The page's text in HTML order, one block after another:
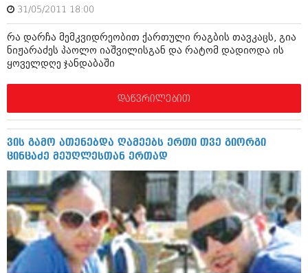
შოუბიზნესი
დაიჯესტი
ქალი და მამაკაცი
ისტორია
სხვადასხვა
ანონსი
აგვისტო 2018 (162)
ივლისი 2018 (223)
ივნისი 2018 (244)
მაისი 2018 (211)
აპრილი 2018 (194)
მარტი 2018 (256)
ისტორია
სხვადასხვა
ნოემბერი 2020 (103)
ოქტომბერი 2020 (209)
აგვისტო 2020 (249)
ივლისი 2020 (204)
ივნისი 2020 (249)
არქივის ზომის ნახვა
31/05/2011 18:00
რა დარჩა მემკვიდრეობით ქართული რაგბის თავკაცს, გია
ნიჟარაძეს პაოლო იაშვილისგან და რატომ დადიოდა ის
ყოველდღე ჯანდაბაში
დაწვრილებით
ვის გამო ათენებდა ღამეებს ერთი თვე გიორგი
ცინცაძე მეუღლესთან ერთად